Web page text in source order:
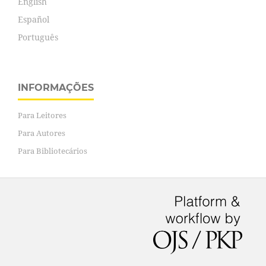
Español
Português
INFORMAÇÕES
Para Leitores
Para Autores
Para Bibliotecários